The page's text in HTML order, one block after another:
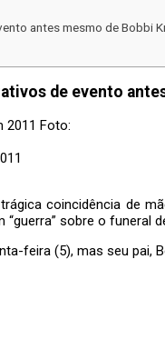
antes mesmo de Bobbi
de evento
coincidência de
sobre o
feira (5), mas seu